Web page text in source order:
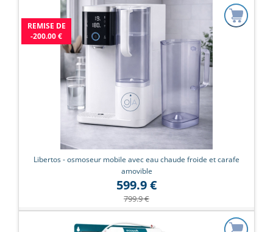
Libertos - osmoseur mobile avec eau chaude froide et carafe
amovible
REMISE DE
-200.00 €
599.9 €
799.9 €